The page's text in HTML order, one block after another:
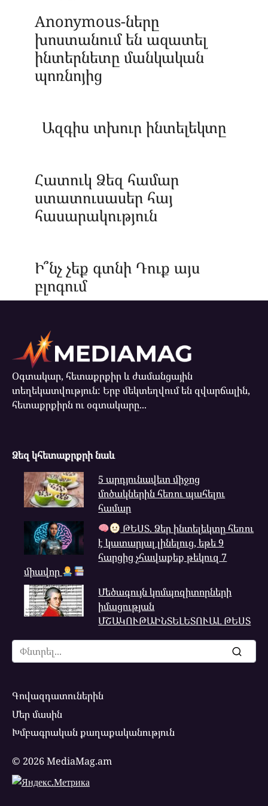
Anonymous-ները
խոստանում են ազատել
ինտերնետը մանկական
պոռնոյից
Ազգիս տխուր ինտելեկտը
Հատուկ Ձեզ համար
ստատուսասեր հայ
հասարակություն
Ի՞նչ չեք գտնի Դուք այս
բլոգում
Օգտակար, հետաքրքիր և ժամանցային
տեղեկատվություն: Երբ մեկտեղվում են զվարճալին,
հետաքրքիրն ու օգտակարը...
Ձեզ կհետաքրքրի նաև
5 արդյունավետ միջոց
մոծակներին հեռու պահելու
համար
ԹԵՍՏ. Ձեր ինտելեկտը հեռու
է կատարյալ լինելուց, եթե 9
հարցից չհավաքեք թեկուզ 7
միավոր
Մեծագույն կոմպոզիտորների
իմացության
ՄՇԱԿՈՒԹԱԻՆՏԵԼԵՏՈՒԱԼ ԹԵՍՏ
Search
for:
Գովազդատուներին
Մեր մասին
Խմբագրական քաղաքականություն
© 2026 MediaMag.am